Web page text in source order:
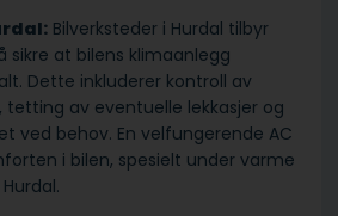
Bilverksteder i Hurdal tilbyr
sikre at bilens klimaanlegg
Dette inkluderer kontroll av
tetting av eventuelle lekkasjer og
ved behov. En velfungerende AC
i bilen, spesielt under varme